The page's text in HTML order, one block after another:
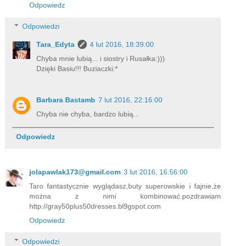
Odpowiedz
Odpowiedzi
Tara_Edyta
4 lut 2016, 18:39:00
Chyba mnie lubią... i siostry i Rusałka:)))
Dzięki Basiu!!! Buziaczki:*
Barbara Bastamb 7 lut 2016, 22:16:00
Chyba nie chyba, bardzo lubią...
Odpowiedz
jolapawlak173@gmail.com 3 lut 2016, 16:56:00
Taro fantastycznie wyglądasz,buty superowskie i fajnie,że
można z nimi kombinować.pozdrawiam
http://gray50plus50dresses.bl9gspot.com
Odpowiedz
Odpowiedzi